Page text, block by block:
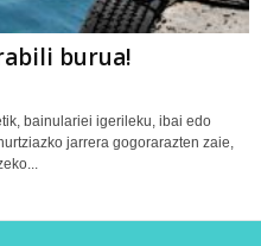
burua!
bainulariei igerileku, ibai edo
jarrera gogorarazten zaie,